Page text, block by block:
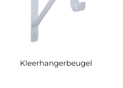
Kleerhangerbeugel